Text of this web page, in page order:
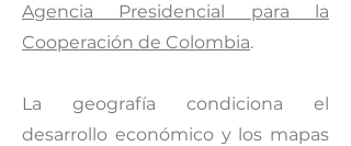
Agencia Presidencial para la
Cooperación de Colombia.
La geografía condiciona el
desarrollo económico y los mapas